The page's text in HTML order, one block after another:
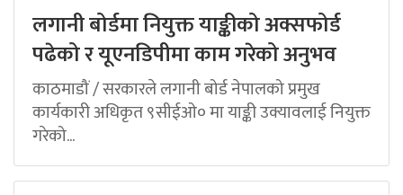
लगानी बोर्डमा नियुक्त याङ्कीको अक्सफोर्ड
पढेको र यूएनडिपीमा काम गरेको अनुभव
काठमाडौं / सरकारले लगानी बोर्ड नेपालको प्रमुख
कार्यकारी अधिकृत ९सीईओ० मा याङ्की उक्यावलाई नियुक्त
गरेको...